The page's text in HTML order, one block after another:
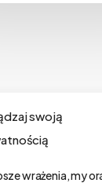
swoją
wrażenia, my